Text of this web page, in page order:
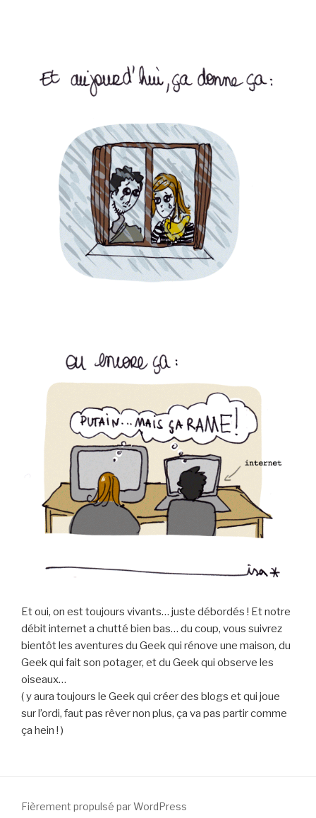
Et oui, on est toujours vivants… juste débordés ! Et notre
débit internet a chutté bien bas… du coup, vous suivrez
bientôt les aventures du Geek qui rénove une maison, du
Geek qui fait son potager, et du Geek qui observe les
oiseaux…
( y aura toujours le Geek qui créer des blogs et qui joue
sur l’ordi, faut pas rêver non plus, ça va pas partir comme
ça hein ! )
Fièrement propulsé par WordPress